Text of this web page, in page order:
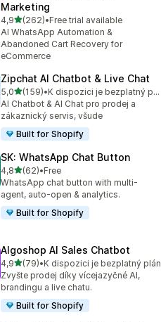
Marketing
4,9z 5 hvězd
(262)
Celkový počet recenzí: 262
•Free trial available
AI WhatsApp Automation &
Abandoned Cart Recovery for
eCommerce
Zipchat AI Chatbot & Live Chat
5,0z 5 hvězd
(159)
Celkový počet recenzí: 159
•
K dispozici je bezplatný plán
AI Chatbot & AI Chat pro prodej a
zákaznický servis, všude
Built for Shopify
SK: WhatsApp Chat Button
4,8z 5 hvězd
(62)
Celkový počet recenzí: 62
•Free
WhatsApp chat button with multi-
agent, auto-open & analytics.
Built for Shopify
Algoshop AI Sales Chatbot
4,9z 5 hvězd
(79)
Celkový počet recenzí: 79
•K dispozici je bezplatný plán
Zvyšte prodej díky vícejazyčné AI,
brandingu a live chatu.
Built for Shopify